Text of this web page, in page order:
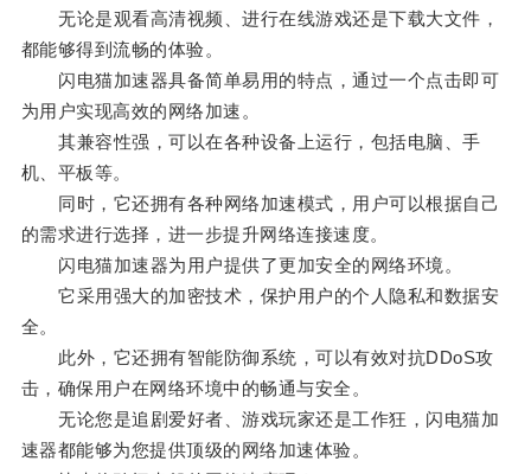
无论是观看高清视频、进行在线游戏还是下载大文件，
都能够得到流畅的体验。
闪电猫加速器具备简单易用的特点，通过一个点击即可
为用户实现高效的网络加速。
其兼容性强，可以在各种设备上运行，包括电脑、手
机、平板等。
同时，它还拥有各种网络加速模式，用户可以根据自己
的需求进行选择，进一步提升网络连接速度。
闪电猫加速器为用户提供了更加安全的网络环境。
它采用强大的加密技术，保护用户的个人隐私和数据安
全。
此外，它还拥有智能防御系统，可以有效对抗DDoS攻
击，确保用户在网络环境中的畅通与安全。
无论您是追剧爱好者、游戏玩家还是工作狂，闪电猫加
速器都能够为您提供顶级的网络加速体验。